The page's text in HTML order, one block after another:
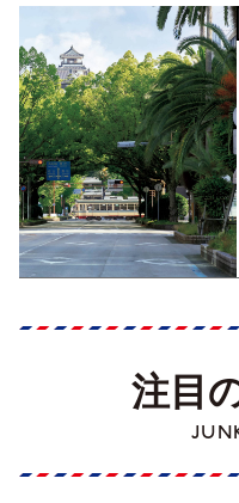
注目